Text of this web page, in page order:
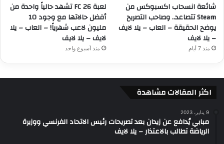
شائعة انسحاب اكسبوكس من
Steam تتصاعد.. وصاحب التصريح
يوضح الحقيقة – العاب – يلا لايف
– يلا لايف
منذ 7 أيام
لعبة FC 26 تشهد حالياً واحدة من
أفضل حالاتها مع وجود 10
مليون لاعب شهرياً! – العاب – يلا
لايف – يلا لايف
منذ أسبوع واحد
اكثر المقالات مشاهدة
9 يناير، 2023
مبابي يُدافع عن زيدان بعد تصريحات رئيس الاتحاد الفرنسي ووزيرة
الرياضة تطالب بالاعتذار – يلا لايف